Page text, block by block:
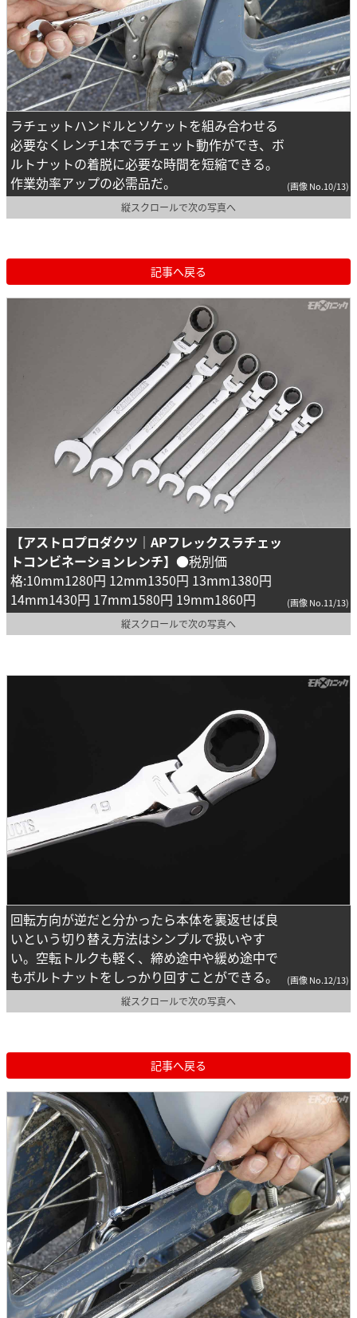
ラチェットハンドルとソケットを組み合わせる
必要なくレンチ1本でラチェット動作ができ、ボ
ルトナットの着脱に必要な時間を短縮できる。
作業効率アップの必需品だ。
(画像 No.10/13)
縦スクロールで次の写真へ
記事へ戻る
【アストロプロダクツ｜APフレックスラチェッ
トコンビネーションレンチ】 ●税別価
格:10mm1280円 12mm1350円 13mm1380円
14mm1430円 17mm1580円 19mm1860円
(画像 No.11/13)
縦スクロールで次の写真へ
回転方向が逆だと分かったら本体を裏返せば良
いという切り替え方法はシンプルで扱いやす
い。空転トルクも軽く、締め途中や緩め途中で
もボルトナットをしっかり回すことができる。
(画像 No.12/13)
縦スクロールで次の写真へ
記事へ戻る